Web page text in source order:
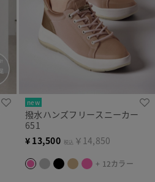
new
撥水ハンズフリースニーカー
651
¥ 13,500 税込 ￥14,850
+ 12カラー